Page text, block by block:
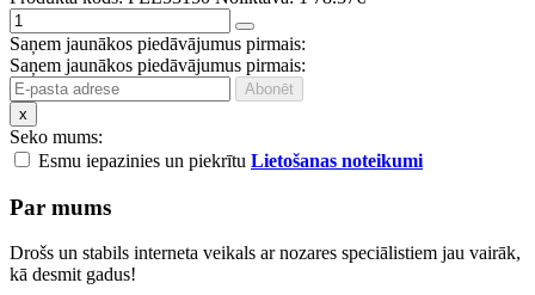
Saņem jaunākos piedāvājumus pirmais:
Saņem jaunākos piedāvājumus pirmais:
x
Seko mums:
Esmu iepazinies un piekrītu Lietošanas noteikumi
Par mums
Drošs un stabils interneta veikals ar nozares speciālistiem jau vairāk,
kā desmit gadus!